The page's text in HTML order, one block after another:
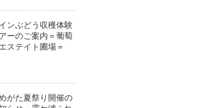
ンぶどう収穫体験
ーのご案内＝葡萄
ステイト圃場＝
がた夏祭り開催の